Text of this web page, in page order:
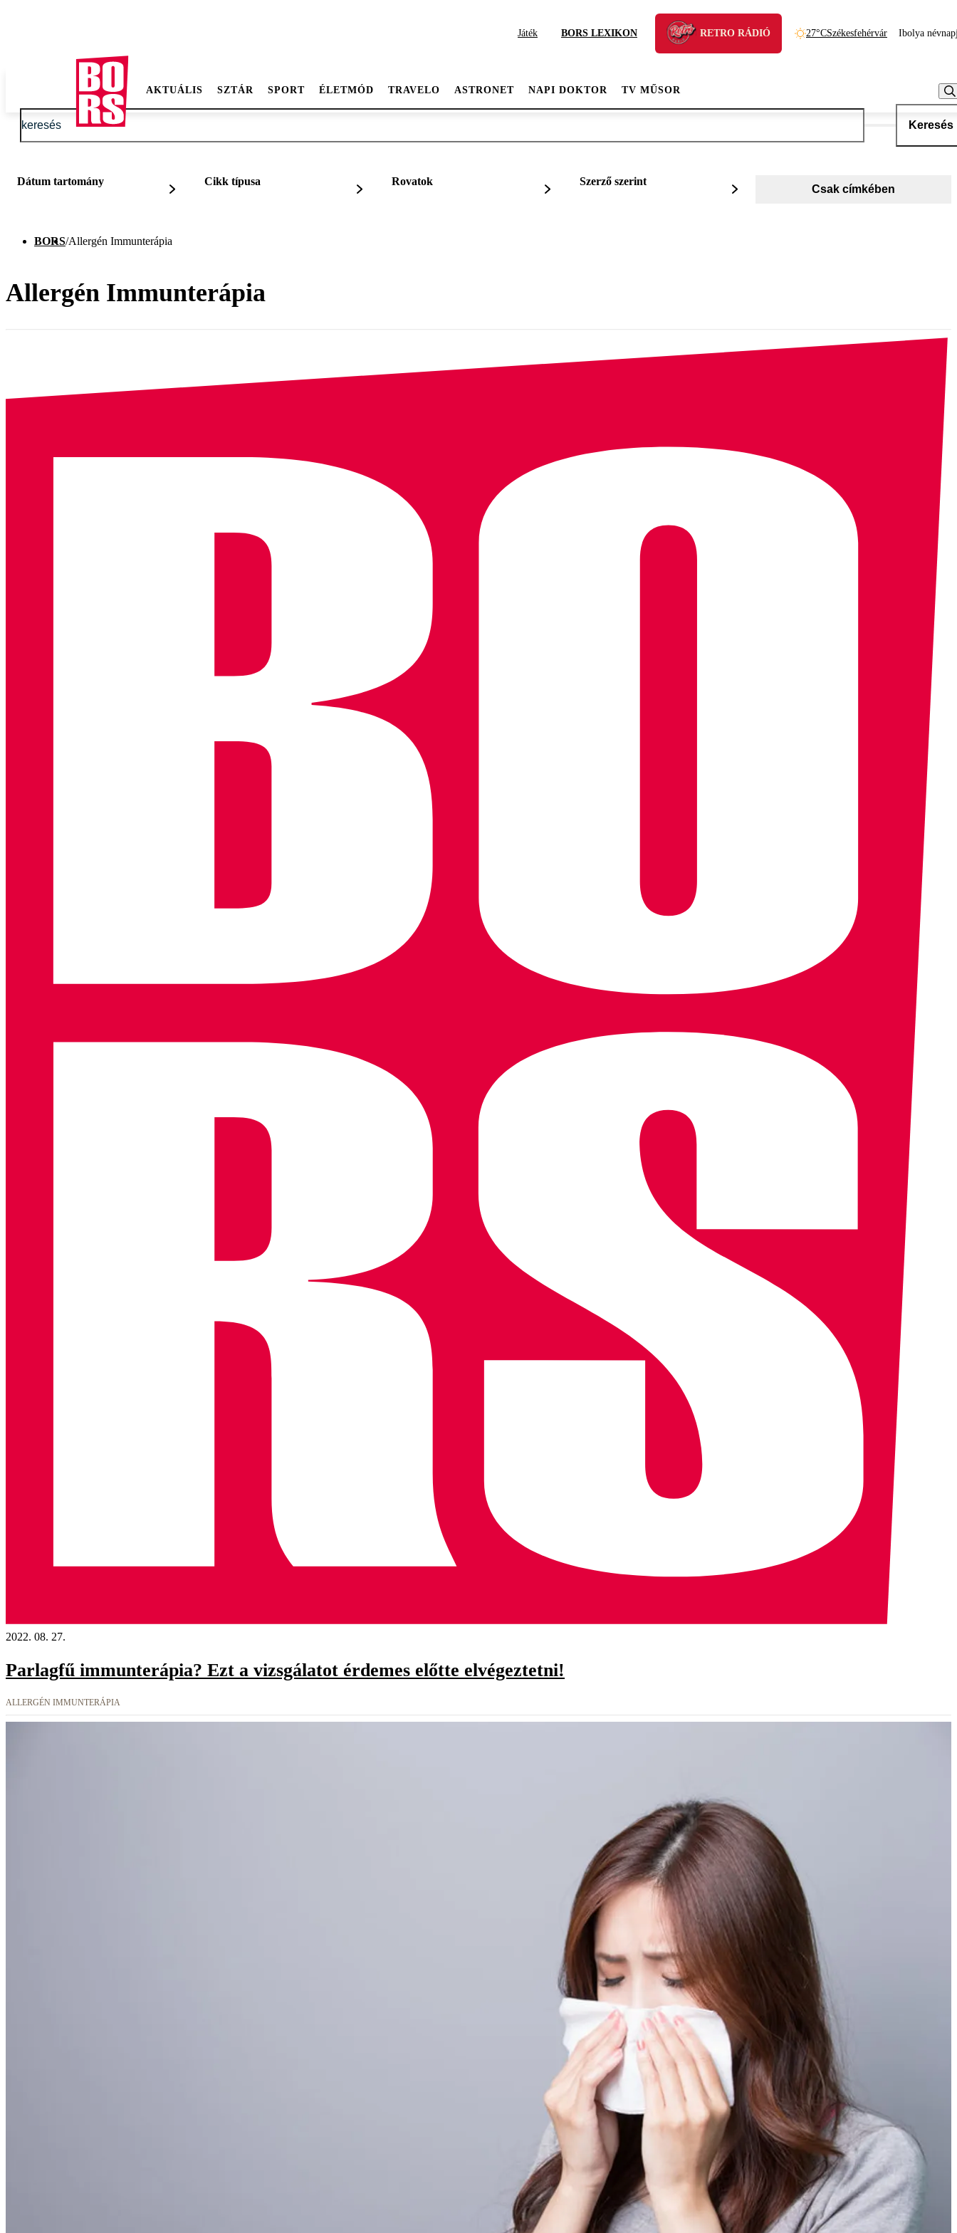
Játék BORS LEXIKON RETRO RÁDIÓ 27°CSzékesfehérvár Ibolya
AKTUÁLIS SZTÁR SPORT ÉLETMÓD TRAVELO ASTRONET NAPI DOKTOR TV MŰSOR
Keresés
Dátum tartomány Cikk típusa Rovatok Szerző szerint
Csak címkében
BORS/Allergén Immunterápia
Allergén Immunterápia
2022. 08. 27.
Parlagfű immunterápia? Ezt a vizsgálatot érdemes előtte elvégeztetni!
ALLERGÉN IMMUNTERÁPIA